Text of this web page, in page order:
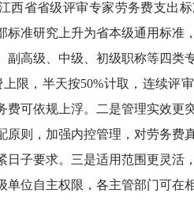
西省省级评审专家劳务费支出
标准研究上升为省本级通用标准
副高级、中级、初级职称等四类
上限，半天按50%计取，连续评
费可依规上浮。二是管理实效更
原则，加强内控管理，对劳务费
日子要求。三是适用范围更灵活
单位自主权限，各主管部门可在